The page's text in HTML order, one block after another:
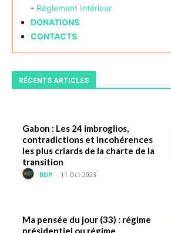
- Règlement Intérieur
DONATIONS
CONTACTS
RÉCENTS ARTICLES
Gabon : Les 24 imbroglios,
contradictions et incohérences
les plus criards de la charte de la
transition
BDP - 11 Oct 2023
Ma pensée du jour (33) : régime
présidentiel ou régime